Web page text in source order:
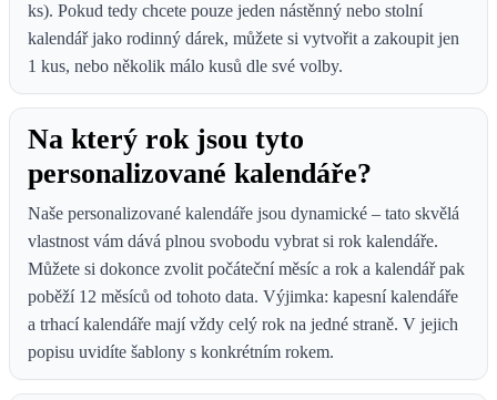
ks). Pokud tedy chcete pouze jeden nástěnný nebo stolní
kalendář jako rodinný dárek, můžete si vytvořit a zakoupit jen
1 kus, nebo několik málo kusů dle své volby.
Na který rok jsou tyto
personalizované kalendáře?
Naše personalizované kalendáře jsou dynamické – tato skvělá
vlastnost vám dává plnou svobodu vybrat si rok kalendáře.
Můžete si dokonce zvolit počáteční měsíc a rok a kalendář pak
poběží 12 měsíců od tohoto data. Výjimka: kapesní kalendáře
a trhací kalendáře mají vždy celý rok na jedné straně. V jejich
popisu uvidíte šablony s konkrétním rokem.